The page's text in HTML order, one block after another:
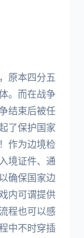
原本四分五
。而在战争
结束后被任
了保护国家
作为边境检
境证件、通
确保国家边
内可谓提供
程也可以感
中不时穿插